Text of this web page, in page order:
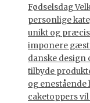
Fødselsdag
personlige
unikt og
imponere
danske design
tilbyde
og
caketoppers